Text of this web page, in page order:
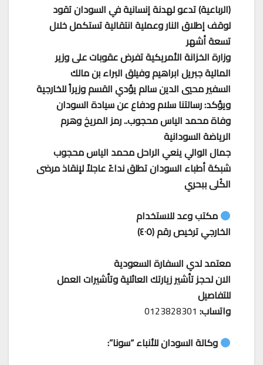
(الرباعية) تدعو لهدنة إنسانية في السودان تقود
لوقف إطلاق النار وعملية انتقالية تستكمل خلال
تسعة أشهر
وزارة الخزانة الأمريكية تفرض عقوبات على وزير
المالية جبريل ابراهيم وفيلق البراء بن مالك
السفير محيي الدين سالم يؤدي القسم وزيراً للخارجية
ويؤكد: رسالتنا سلام ودفاع عن سيادة السودان
وفاة محمد الياس محجوب.. رمز المريخ وهرم
الرياضة السودانية
جمال الوالي ينعي الراحل محمد الياس محجوب
شبكة أطباء السودان تطلق نداءً عاجلاً لإنقاذ مرضى
الكُلى ببحري
مكتب وعد للاستخدام
الخارجي ترخيص رقم (٤٠٥)
معتمد لدي السفارة السعودية
الان لحجز تأشير زيارتك العائلية وتأشيرات العمل
للتفاصيل
واتساب: 0123828301
وكالة السودان للأنباء “سونا”: